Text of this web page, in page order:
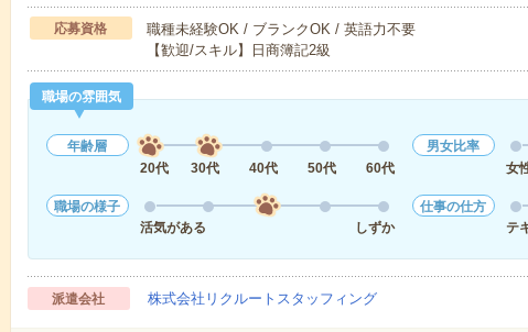
応募資格
職種未経験OK / ブランクOK / 英語力不要
【歓迎/スキル】日商簿記2級
職場の雰囲気
年齢層
20代
30代 40代 50代 60代
男女比率
女
職場の様子
活気がある
しずか
仕事の仕方
テ
派遣会社 株式会社リクルートスタッフィング